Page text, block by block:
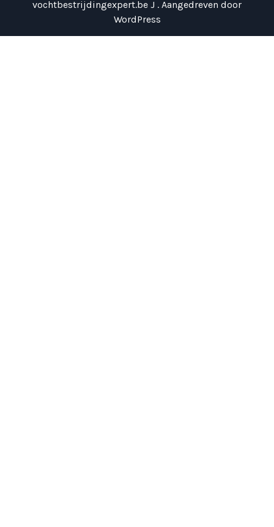
vochtbestrijdingexpert.be J . Aangedreven door
WordPress